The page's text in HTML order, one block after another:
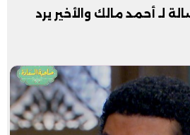
لـ أحمد مالك والأخير يرد